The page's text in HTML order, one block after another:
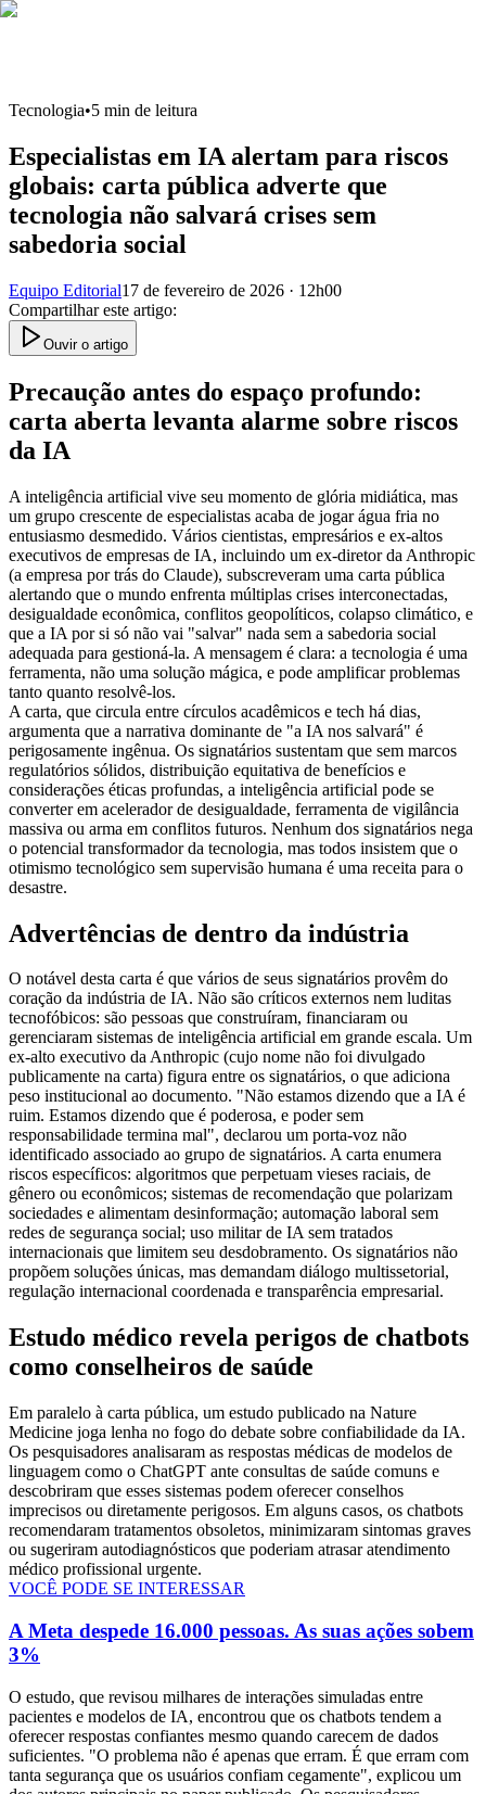
Tecnologia•5 min de leitura
Especialistas em IA alertam para riscos
globais: carta pública adverte que
tecnologia não salvará crises sem
sabedoria social
Equipo Editorial17 de fevereiro de 2026 · 12h00
Compartilhar este artigo:
Ouvir o artigo
Precaução antes do espaço profundo:
carta aberta levanta alarme sobre riscos
da IA
A inteligência artificial vive seu momento de glória midiática, mas
um grupo crescente de especialistas acaba de jogar água fria no
entusiasmo desmedido. Vários cientistas, empresários e ex-altos
executivos de empresas de IA, incluindo um ex-diretor da Anthropic
(a empresa por trás do Claude), subscreveram uma carta pública
alertando que o mundo enfrenta múltiplas crises interconectadas,
desigualdade econômica, conflitos geopolíticos, colapso climático, e
que a IA por si só não vai "salvar" nada sem a sabedoria social
adequada para gestioná-la. A mensagem é clara: a tecnologia é uma
ferramenta, não uma solução mágica, e pode amplificar problemas
tanto quanto resolvê-los.
A carta, que circula entre círculos acadêmicos e tech há dias,
argumenta que a narrativa dominante de "a IA nos salvará" é
perigosamente ingênua. Os signatários sustentam que sem marcos
regulatórios sólidos, distribuição equitativa de benefícios e
considerações éticas profundas, a inteligência artificial pode se
converter em acelerador de desigualdade, ferramenta de vigilância
massiva ou arma em conflitos futuros. Nenhum dos signatários nega
o potencial transformador da tecnologia, mas todos insistem que o
otimismo tecnológico sem supervisão humana é uma receita para o
desastre.
Advertências de dentro da indústria
O notável desta carta é que vários de seus signatários provêm do
coração da indústria de IA. Não são críticos externos nem luditas
tecnofóbicos: são pessoas que construíram, financiaram ou
gerenciaram sistemas de inteligência artificial em grande escala. Um
ex-alto executivo da Anthropic (cujo nome não foi divulgado
publicamente na carta) figura entre os signatários, o que adiciona
peso institucional ao documento. "Não estamos dizendo que a IA é
ruim. Estamos dizendo que é poderosa, e poder sem
responsabilidade termina mal", declarou um porta-voz não
identificado associado ao grupo de signatários. A carta enumera
riscos específicos: algoritmos que perpetuam vieses raciais, de
gênero ou econômicos; sistemas de recomendação que polarizam
sociedades e alimentam desinformação; automação laboral sem
redes de segurança social; uso militar de IA sem tratados
internacionais que limitem seu desdobramento. Os signatários não
propõem soluções únicas, mas demandam diálogo multissetorial,
regulação internacional coordenada e transparência empresarial.
Estudo médico revela perigos de chatbots
como conselheiros de saúde
Em paralelo à carta pública, um estudo publicado na Nature
Medicine joga lenha no fogo do debate sobre confiabilidade da IA.
Os pesquisadores analisaram as respostas médicas de modelos de
linguagem como o ChatGPT ante consultas de saúde comuns e
descobriram que esses sistemas podem oferecer conselhos
imprecisos ou diretamente perigosos. Em alguns casos, os chatbots
recomendaram tratamentos obsoletos, minimizaram sintomas graves
ou sugeriram autodiagnósticos que poderiam atrasar atendimento
médico profissional urgente.
VOCÊ PODE SE INTERESSAR
A Meta despede 16.000 pessoas. As suas ações sobem
3%
O estudo, que revisou milhares de interações simuladas entre
pacientes e modelos de IA, encontrou que os chatbots tendem a
oferecer respostas confiantes mesmo quando carecem de dados
suficientes. "O problema não é apenas que erram. É que erram com
tanta segurança que os usuários confiam cegamente", explicou um